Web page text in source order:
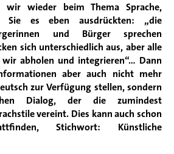
wir wieder beim Thema Sprache,
Sie es eben ausdrückten: „die
und Bürger sprechen
sich unterschiedlich aus, aber alle
abholen und integrieren“... Dann
aber auch nicht mehr
zur Verfügung stellen, sondern
Dialog, der die zumindest
vereint. Dies kann auch schon
Stichwort: Künstliche